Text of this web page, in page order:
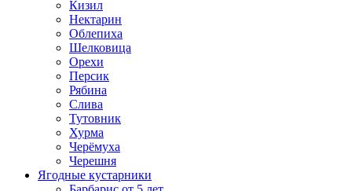
Кизил
Нектарин
Облепиха
Шелковица
Орехи
Персик
Рябина
Слива
Тутовник
Хурма
Черёмуха
Черешня
Ягодные кустарники